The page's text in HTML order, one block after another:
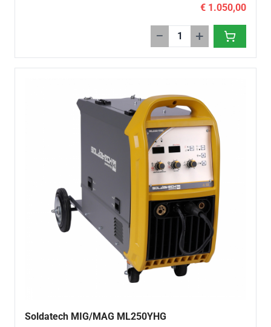
€ 1.050,00
− +
Soldatech MIG/MAG ML250YHG